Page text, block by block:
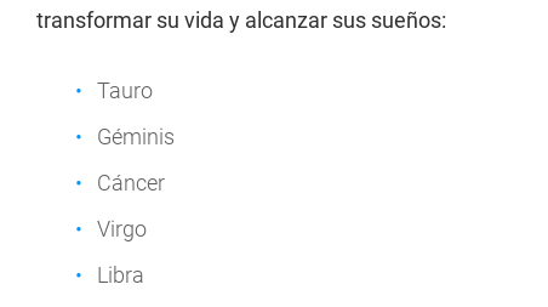
transformar su vida y alcanzar sus sueños:
Tauro
Géminis
Cáncer
Virgo
Libra